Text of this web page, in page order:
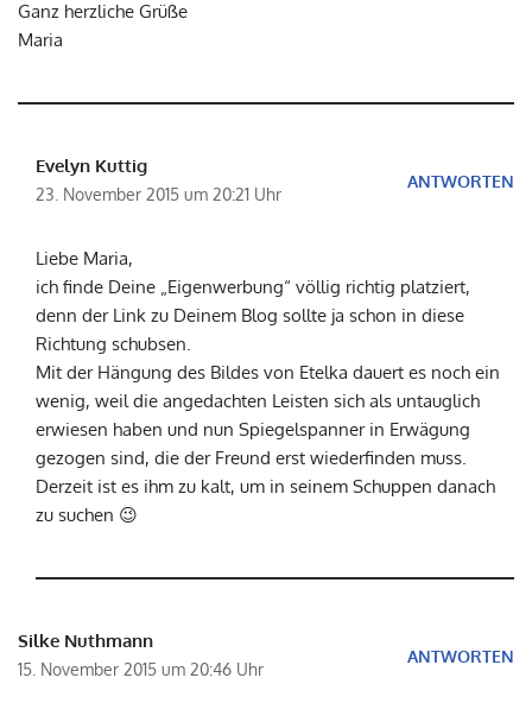
Ganz herzliche Grüße
Maria
Evelyn Kuttig
23. November 2015 um 20:21 Uhr
ANTWORTEN
Liebe Maria,
ich finde Deine „Eigenwerbung“ völlig richtig platziert,
denn der Link zu Deinem Blog sollte ja schon in diese
Richtung schubsen.
Mit der Hängung des Bildes von Etelka dauert es noch ein
wenig, weil die angedachten Leisten sich als untauglich
erwiesen haben und nun Spiegelspanner in Erwägung
gezogen sind, die der Freund erst wiederfinden muss.
Derzeit ist es ihm zu kalt, um in seinem Schuppen danach
zu suchen 😉
Silke Nuthmann
15. November 2015 um 20:46 Uhr
ANTWORTEN